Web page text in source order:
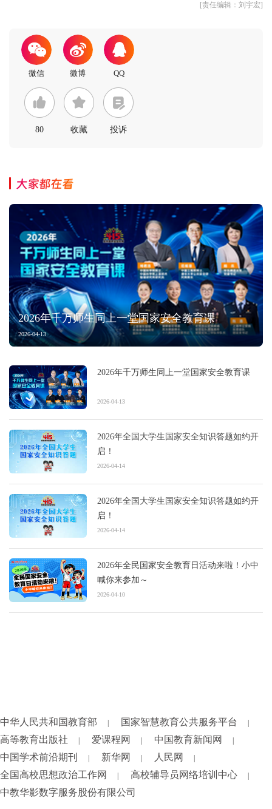
[责任编辑：刘宇宏]
80 收藏 投诉
大家都在看
2026年千万师生同上一堂国家安全教育课
2026-04-13
2026年千万师生同上一堂国家安全教育课
2026-04-13
2026年全国大学生国家安全知识答题如约开
启！
2026-04-14
2026年全国大学生国家安全知识答题如约开
启！
2026-04-14
2026年全民国家安全教育日活动来啦！小中
喊你来参加～
2026-04-10
中华人民共和国教育部 国家智慧教育公共服务平台
高等教育出版社 爱课程网 中国教育新闻网
中国学术前沿期刊 新华网 人民网
全国高校思想政治工作网 高校辅导员网络培训中心
中教华影数字服务股份有限公司